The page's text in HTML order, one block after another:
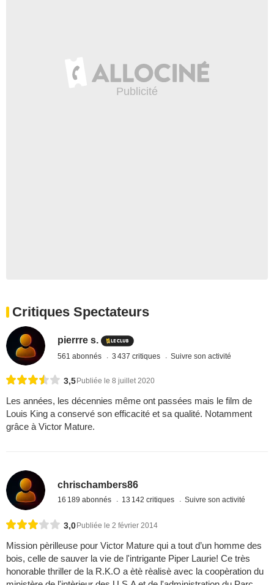
Critiques Spectateurs
pierrre s.
561 abonnés 3 437 critiques Suivre son activité
3,5 Publiée le 8 juillet 2020
Les années, les décennies même ont passées mais le film de
Louis King a conservé son efficacité et sa qualité. Notamment
grâce à Victor Mature.
chrischambers86
16 189 abonnés 13 142 critiques Suivre son activité
3,0Publiée le 2 février 2014
Mission pèrilleuse pour Victor Mature qui a tout d’un homme des
bois, celle de sauver la vie de l'intrigante Piper Laurie! Ce très
honorable thriller de la R.K.O a ètè rèalisè avec la coopèration du